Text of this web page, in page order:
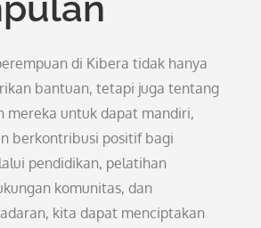
di Kibera tidak hanya
bantuan, tetapi juga tentang
mereka untuk dapat mandiri,
berkontribusi positif bagi
pendidikan, pelatihan
komunitas, dan
kita dapat menciptakan